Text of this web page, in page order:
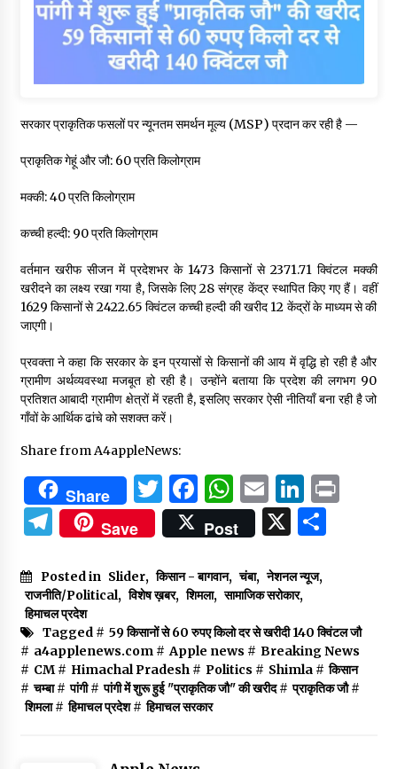
सरकार प्राकृतिक फसलों पर न्यूनतम समर्थन मूल्य (MSP) प्रदान कर रही है —
प्राकृतिक गेहूं और जौ: ₹60 प्रति किलोग्राम
मक्की: ₹40 प्रति किलोग्राम
कच्ची हल्दी: ₹90 प्रति किलोग्राम
वर्तमान खरीफ सीजन में प्रदेशभर के 1473 किसानों से 2371.71 क्विंटल मक्की
खरीदने का लक्ष्य रखा गया है, जिसके लिए 28 संग्रह केंद्र स्थापित किए गए हैं। वहीं
1629 किसानों से 2422.65 क्विंटल कच्ची हल्दी की खरीद 12 केंद्रों के माध्यम से की
जाएगी।
प्रवक्ता ने कहा कि सरकार के इन प्रयासों से किसानों की आय में वृद्धि हो रही है और
ग्रामीण अर्थव्यवस्था मजबूत हो रही है। उन्होंने बताया कि प्रदेश की लगभग 90
प्रतिशत आबादी ग्रामीण क्षेत्रों में रहती है, इसलिए सरकार ऐसी नीतियाँ बना रही है जो
गाँवों के आर्थिक ढांचे को सशक्त करें।
Share from A4appleNews:
Share Twitter
Facebook
WhatsApp
Email
Telegram
Save Post X
Posted in Slider, किसान - बागवान, चंबा, नेशनल न्यूज,
राजनीति/Political, विशेष ख़बर, शिमला, सामाजिक सरोकार,
हिमाचल प्रदेश
Tagged # 59 किसानों से 60 रुपए किलो दर से खरीदी 140 क्विंटल जौ
# a4applenews.com # Apple news # Breaking News
# CM# Himachal Pradesh # Politics # Shimla# किसान
# चम्बा# पांगी# पांगी में शुरू हुई "प्राकृतिक जौ" की खरीद# प्राकृतिक जौ#
शिमला# हिमाचल प्रदेश# हिमाचल सरकार